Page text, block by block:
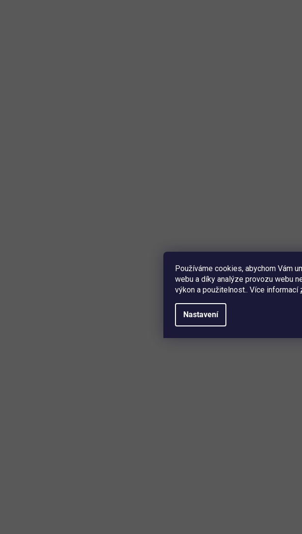
Používáme cookies, abychom Vám
webu a díky analýze provozu webu
výkon a použitelnost.. Více informací
Nastavení